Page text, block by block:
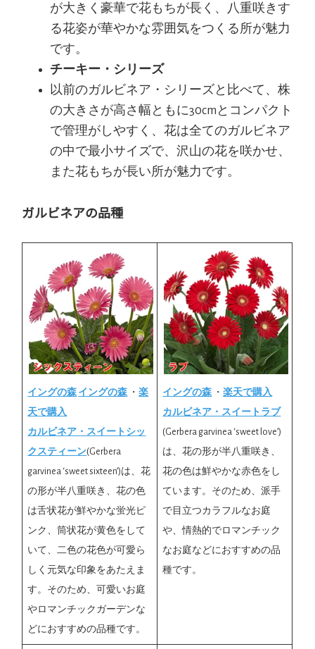
が大きく豪華で花もちが長く、八重咲きす
る花姿が華やかな雰囲気をつくる所が魅力
です。
チーキー・シリーズ
以前のガルビネア・シリーズと比べて、株
の大きさが高さ幅ともに30cmとコンパクト
で管理がしやすく、花は全てのガルビネア
の中で最小サイズで、沢山の花を咲かせ、
また花もちが長い所が魅力です。
ガルビネアの品種
イングの森 イングの森 ・楽
天で購入
カルビネア・スイートシッ
クスティーン(Gerbera
garvinea ‘sweet sixteen’)は、花
の形が半八重咲き、花の色
は舌状花が鮮やかな蛍光ピ
ンク、筒状花が黄色をして
いて、二色の花色が可愛ら
しく元気な印象をあたえま
す。そのため、可愛いお庭
やロマンチックガーデンな
どにおすすめの品種です。
イングの森 ・楽天で購入
カルビネア・スイートラブ
(Gerbera garvinea ‘sweet love’)
は、花の形が半八重咲き、
花の色は鮮やかな赤色をし
ています。そのため、派手
で目立つカラフルなお庭
や、情熱的でロマンチック
なお庭などにおすすめの品
種です。